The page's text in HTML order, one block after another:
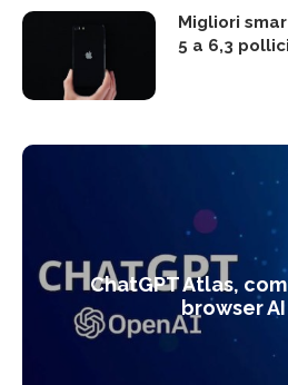
Migliori
5 a 6,3
ChatGPT Atlas,
browser AI